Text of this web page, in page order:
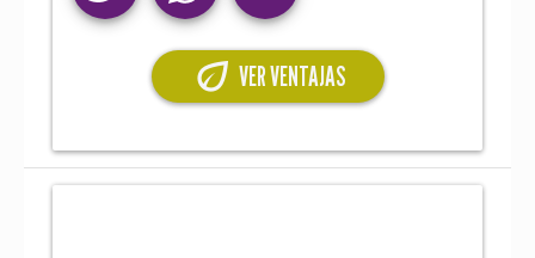
eco VER VENTAJAS